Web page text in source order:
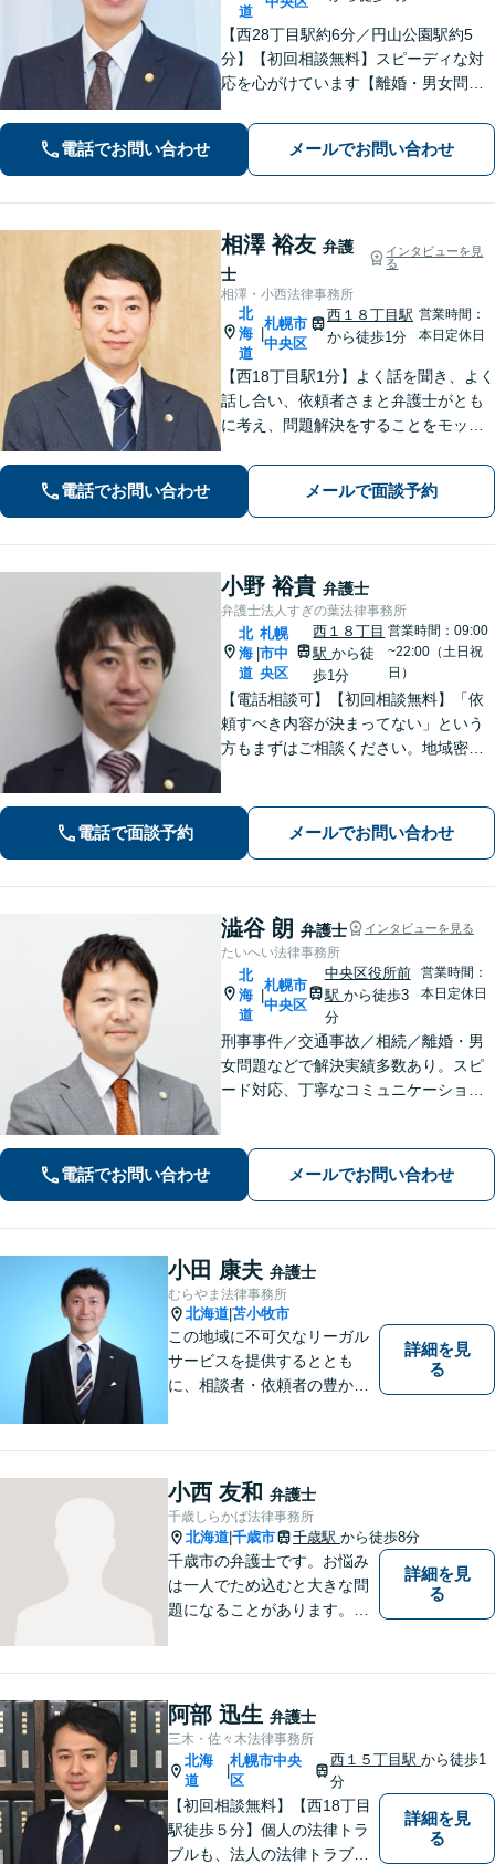
道
【西28丁目駅約6分／円山公園駅約5
分】【初回相談無料】スピーディな対
応を心がけています【離婚・男女問
に強い【相続】分割協議や調停の実績
電話でお問い合わせ メールでお問い合わせ
相澤 裕友 弁護
士
インタビューを見
る
相澤・小西法律事務所
北
海
道
札幌市
中央区
西１８丁目駅
から徒歩1分
営業時間：
本日定休日
【西18丁目駅1分】よく話を聞き、よく
話し合い、依頼者さまと弁護士がとも
に考え、問題解決をすることをモット
ディーな対応で、依頼者さまの利益を
追求します【夜間・土日祝対応可】
電話でお問い合わせ メールで面談予約
小野 裕貴 弁護士
弁護士法人すぎの葉法律事務所
北
海
道
|
札幌
市中
央区
西１８丁目
駅から徒
歩1分
営業時間：09:00
~22:00（土日祝
日）
【電話相談可】【初回相談無料】「依
頼すべき内容が決まってない」という
方もまずはご相談ください。地域密着
解決を目指します。刑事事件、離婚問
題、企業法務など幅広く対応できます
電話で面談予約 メールでお問い合わせ
澁谷 朗 弁護士 インタビューを見る
たいへい法律事務所
北
海
道
札幌市
中央区
中央区役所前
駅 から徒歩3
分
営業時間：
本日定休日
刑事事件／交通事故／相続／離婚・男
女問題などで解決実績多数あり。スピ
ード対応、丁寧なコミュニケーション
【夜間土日祝日の相談可】
電話でお問い合わせ メールでお問い合わせ
小田 康夫 弁護士
むらやま法律事務所
北海道 苫小牧市
この地域に不可欠なリーガル
サービスを提供するととも
に、相談者・依頼者の豊かな
士小田康夫）
詳細を見
る
小西 友和 弁護士
千歳しらかば法律事務所
北海道 千歳市 千歳駅 から徒歩8分
千歳市の弁護士です。お悩み
は一人でため込むと大きな問
題になることがあります。ぜ
詳細を見
る
阿部 迅生 弁護士
三木・佐々木法律事務所
北海
道
|
札幌市中央
区
西１５丁目駅から徒歩1
分
【初回相談無料】【西18丁目
駅徒歩５分】個人の法律トラ
ブルも、法人の法律トラブル
詳細を見
る